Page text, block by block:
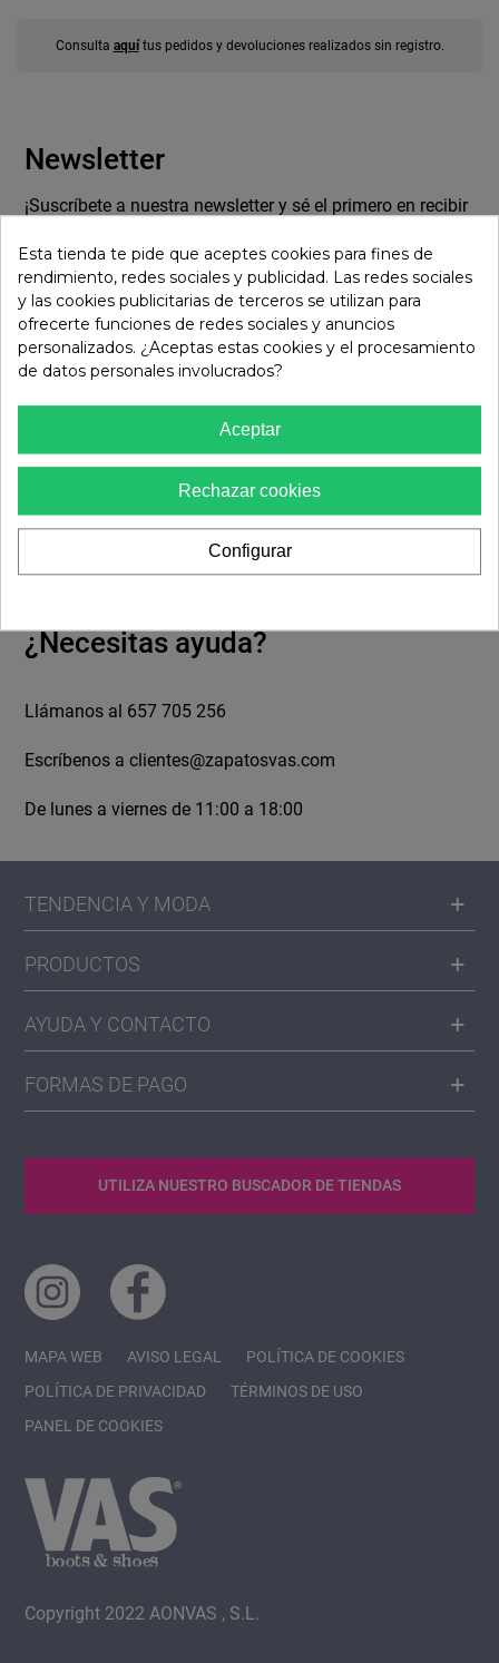
Consulta aquítus pedidos y devoluciones realizados sin registro.
Newsletter
¡Suscríbete a nuestra newsletter y sé el primero en recibir
últimas noticias sobre tendencias, promociones y mucho
más!
Política de Privacidad.
¿Necesitas ayuda?
Llámanos al 657 705 256
Escríbenos aclientes@zapatosvas.com
De lunes a viernes de 11:00 a 18:00
TENDENCIA Y MODA
PRODUCTOS
AYUDA Y CONTACTO
FORMAS DE PAGO
UTILIZA NUESTRO BUSCADOR DE TIENDAS
MAPA WEB AVISO LEGAL
POLÍTICA DE COOKIES
POLÍTICA DE PRIVACIDAD
TÉRMINOS DE USO
PANEL DE COOKIES
Copyright 2022 AONVAS , S.L.
Esta tienda te pide que aceptes cookies para fines de
rendimiento, redes sociales y publicidad. Las redes sociales
y las cookies publicitarias de terceros se utilizan para
ofrecerte funciones de redes sociales y anuncios
personalizados. ¿Aceptas estas cookies y el procesamiento
de datos personales involucrados?
Aceptar
Rechazar cookies
Configurar